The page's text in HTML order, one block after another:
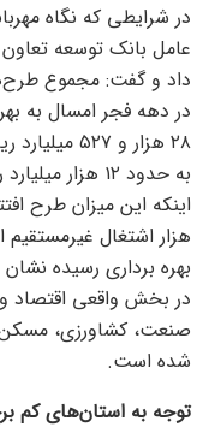
در شرایطی که نگاه
عامل بانک توسعه
داد و گفت: مجموع
۲۸ هزار و
به حدود ۱۲
هزار اشتغال
بهره برداری رسیده
در بخش واقعی اقتصاد
صنعت، کشاورزی،
شده است.
توجه به استان‌های کم